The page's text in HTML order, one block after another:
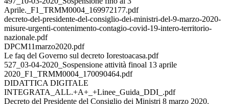
Aprile._F1_TRMM0004_169972177.pdf
decreto-del-presidente-del-consiglio-dei-ministri-del-9-marzo-2020-
misure-urgenti-contenimento-contagio-covid-19-intero-territorio-
nazionale.pdf
DPCM11marzo2020.pdf
Le faq del Governo sul decreto Iorestoacasa.pdf
527_03-04-2020_Sospensione attività finoal 13 aprile
2020_F1_TRMM0004_170090464.pdf
DIDATTICA DIGITALE
INTEGRATA_ALL.+A+_+Linee_Guida_DDI_.pdf
Decreto del Presidente del Consiglio dei Ministri 8 marzo 2020.